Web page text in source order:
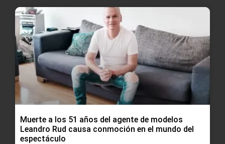
Muerte a los 51 años del agente de modelos
Leandro Rud causa conmoción en el mundo del
espectáculo